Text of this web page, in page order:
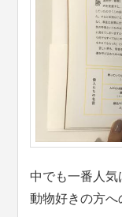
中でも一番人気
動物好きの方へ